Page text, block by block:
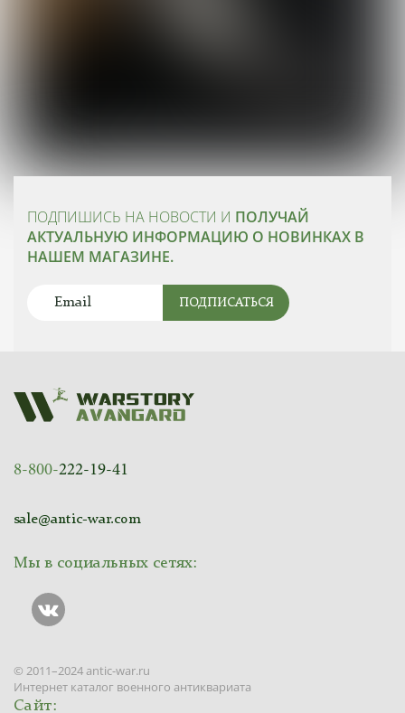
ПОДПИШИСЬ НА НОВОСТИ И ПОЛУЧАЙ
АКТУАЛЬНУЮ ИНФОРМАЦИЮ О НОВИНКАХ В
НАШЕМ МАГАЗИНЕ.
ПОДПИСАТЬСЯ
8-800-222-19-41
sale@antic-war.com
Мы в социальных сетях:
© 2011–2024 antic-war.ru
Интернет каталог военного антиквариата
Сайт: